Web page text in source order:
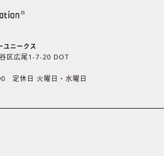
ユニークス
区広尾1-7-20 DOT
定休日 火曜日・水曜日